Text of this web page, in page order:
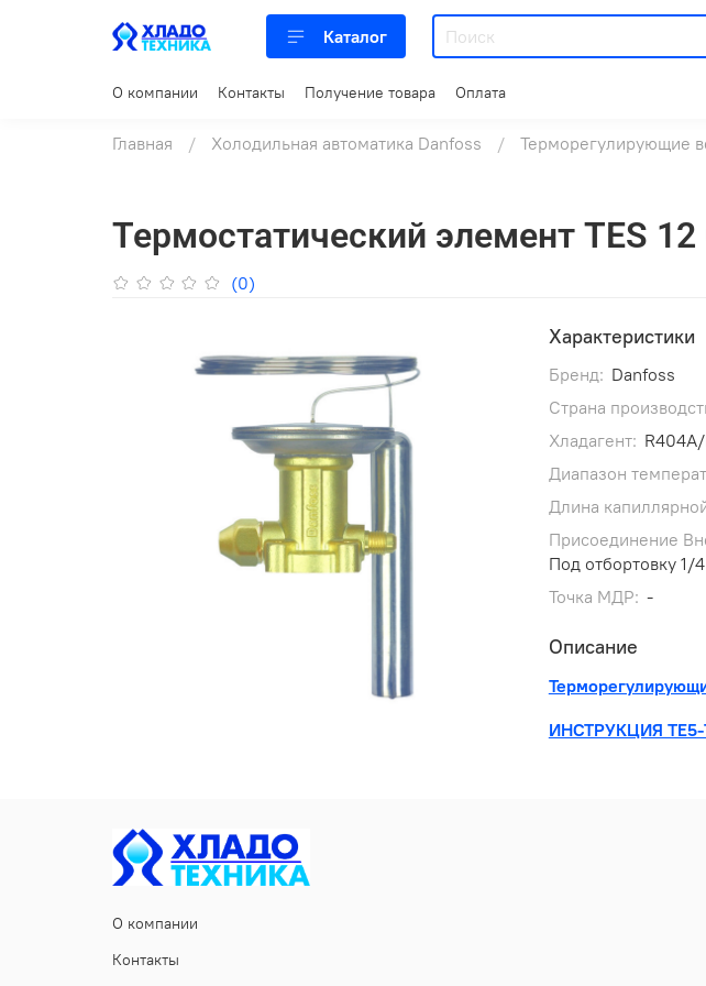
Каталог
О компании Контакты Получение товара Оплата
Главная Холодильная автоматика Danfoss Терморегулирующие
Термостатический элемент TES
(0)
Характеристики
Бренд: Danfoss
Страна
Хладагент:
Диапазон
Длина
Присоединение
Под отбортовку
Точка МДР: -
Описание
ИНСТРУКЦИЯ ТЕ5-
О компании
Контакты